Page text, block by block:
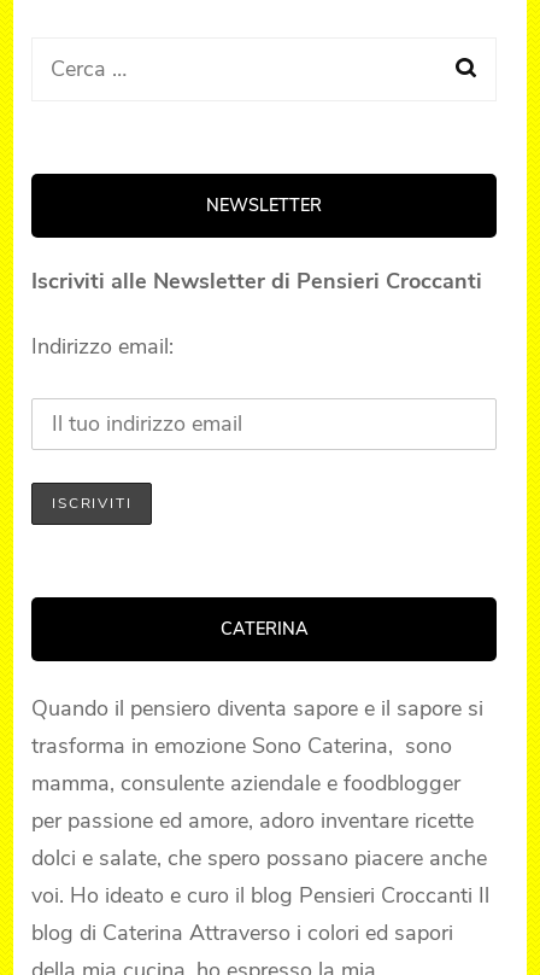
Ricerca
NEWSLETTER
Iscriviti alle Newsletter di Pensieri Croccanti
Indirizzo email:
CATERINA
Quando il pensiero diventa sapore e il sapore si
trasforma in emozione Sono Caterina, sono
mamma, consulente aziendale e foodblogger
per passione ed amore, adoro inventare ricette
dolci e salate, che spero possano piacere anche
voi. Ho ideato e curo il blog Pensieri Croccanti Il
blog di Caterina Attraverso i colori ed sapori